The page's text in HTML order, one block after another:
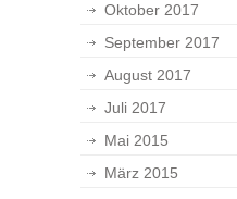
Oktober 2017
September 2017
August 2017
Juli 2017
Mai 2015
März 2015